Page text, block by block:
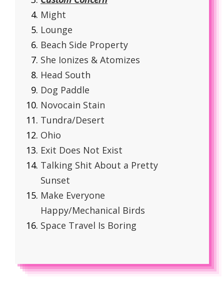
Might
Lounge
Beach Side Property
She Ionizes & Atomizes
Head South
Dog Paddle
Novocain Stain
Tundra/Desert
Ohio
Exit Does Not Exist
Talking Shit About a Pretty
Sunset
Make Everyone
Happy/Mechanical Birds
Space Travel Is Boring